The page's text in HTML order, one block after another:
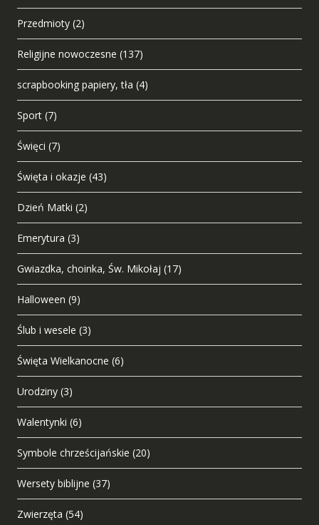
Przedmioty (2)
Religijne nowoczesne (137)
scrapbooking papiery, tła (4)
Sport (7)
Święci (7)
Święta i okazje (43)
Dzień Matki (2)
Emerytura (3)
Gwiazdka, choinka, Św. Mikołaj (17)
Halloween (9)
Ślub i wesele (3)
Święta Wielkanocne (6)
Urodziny (3)
Walentynki (6)
Symbole chrześcijańskie (20)
Wersety biblijne (37)
Zwierzęta (54)